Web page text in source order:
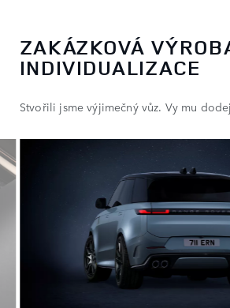
ZAKÁZKOVÁ
INDIVIDUALIZACE
Stvořili jsme výjimečný vůz. Vy mu